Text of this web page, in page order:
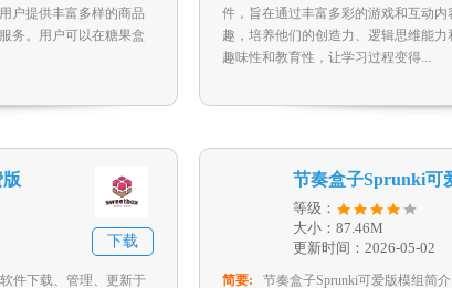
户提供丰富多样的商品
务。用户可以在糖果盒
件，旨在通过丰富多彩的游戏和互动
趣，培养他们的创造力、逻辑思维能
趣味性和教育性，让学习过程变得...
下载
件下载、管理、更新于
节奏盒子Sprunki可
等级：
大小：87.46M
更新时间：2026-05-02
简要: 节奏盒子Sprunki可爱版模组简